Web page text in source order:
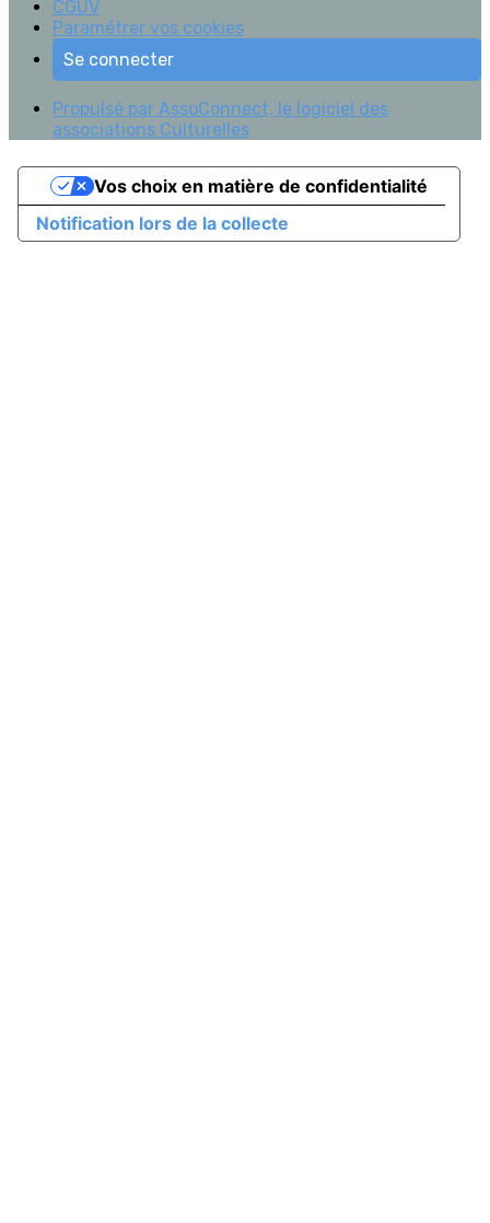
CGUV
Paramétrer vos cookies
Se connecter
Propulsé par AssoConnect, le logiciel des
associations Culturelles
Notification lors de la collecte
Vos choix en matière de confidentialité